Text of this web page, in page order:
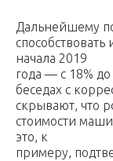
Дальнейшему
начала 2019
года — с 18%
беседах с
скрывают, что
стоимости
это, к
примеру,